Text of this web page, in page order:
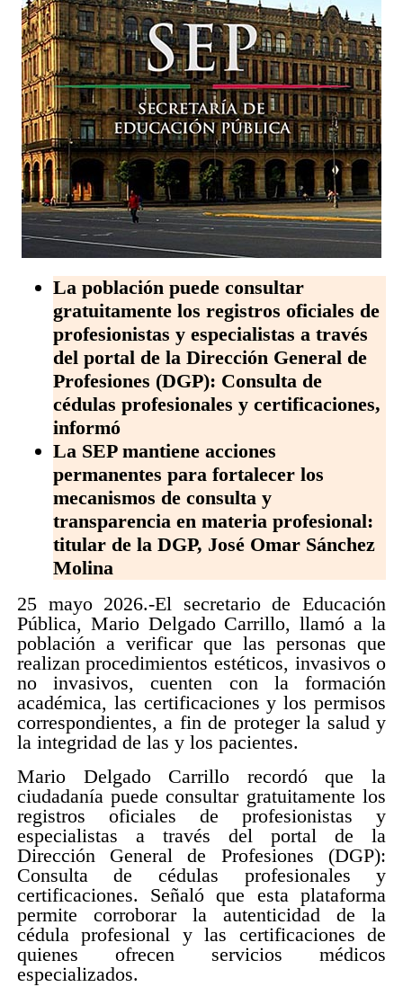
La población puede consultar
gratuitamente los registros oficiales de
profesionistas y especialistas a través
del portal de la Dirección General de
Profesiones (DGP): Consulta de
cédulas profesionales y certificaciones,
informó
La SEP mantiene acciones
permanentes para fortalecer los
mecanismos de consulta y
transparencia en materia profesional:
titular de la DGP, José Omar Sánchez
Molina
25 mayo 2026.-El secretario de Educación
Pública, Mario Delgado Carrillo, llamó a la
población a verificar que las personas que
realizan procedimientos estéticos, invasivos o
no invasivos, cuenten con la formación
académica, las certificaciones y los permisos
correspondientes, a fin de proteger la salud y
la integridad de las y los pacientes.
Mario Delgado Carrillo recordó que la
ciudadanía puede consultar gratuitamente los
registros oficiales de profesionistas y
especialistas a través del portal de la
Dirección General de Profesiones (DGP):
Consulta de cédulas profesionales y
certificaciones. Señaló que esta plataforma
permite corroborar la autenticidad de la
cédula profesional y las certificaciones de
quienes ofrecen servicios médicos
especializados.